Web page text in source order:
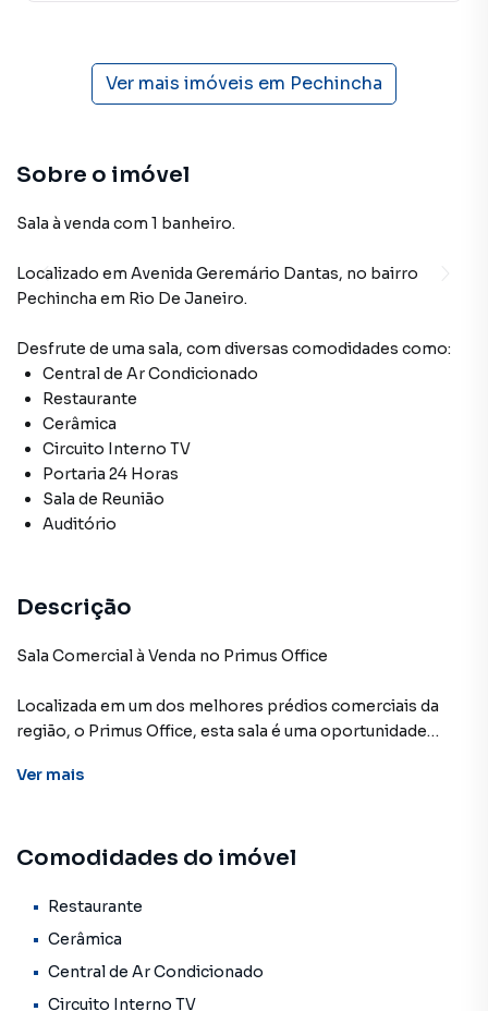
Ver mais imóveis em Pechincha
Sobre o imóvel
Sala à venda com 1 banheiro.
Localizado em Avenida Geremário Dantas, no bairro
Pechincha em Rio De Janeiro.
Desfrute de uma sala, com diversas comodidades como:
Central de Ar Condicionado
Restaurante
Cerâmica
Circuito Interno TV
Portaria 24 Horas
Sala de Reunião
Auditório
Descrição
Sala Comercial à Venda no Primus Office
Localizada em um dos melhores prédios comerciais da
região, o Primus Office, esta sala é uma oportunidade
principais comércios e meios de transporte, a localização
Características da sala:
Ótimo estado, recém-reformada
Piso novo instalado
Preparada para instalação de ar condicionado split
Documentação completa e regularizada
Ver mais
Comodidades do imóvel
Restaurante
Cerâmica
Central de Ar Condicionado
Circuito Interno TV